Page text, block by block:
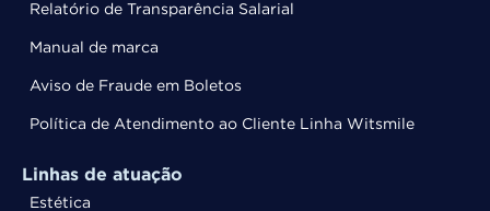
Relatório de Transparência Salarial
Manual de marca
Aviso de Fraude em Boletos
Política de Atendimento ao Cliente Linha Witsmile
Linhas de atuação
Estética